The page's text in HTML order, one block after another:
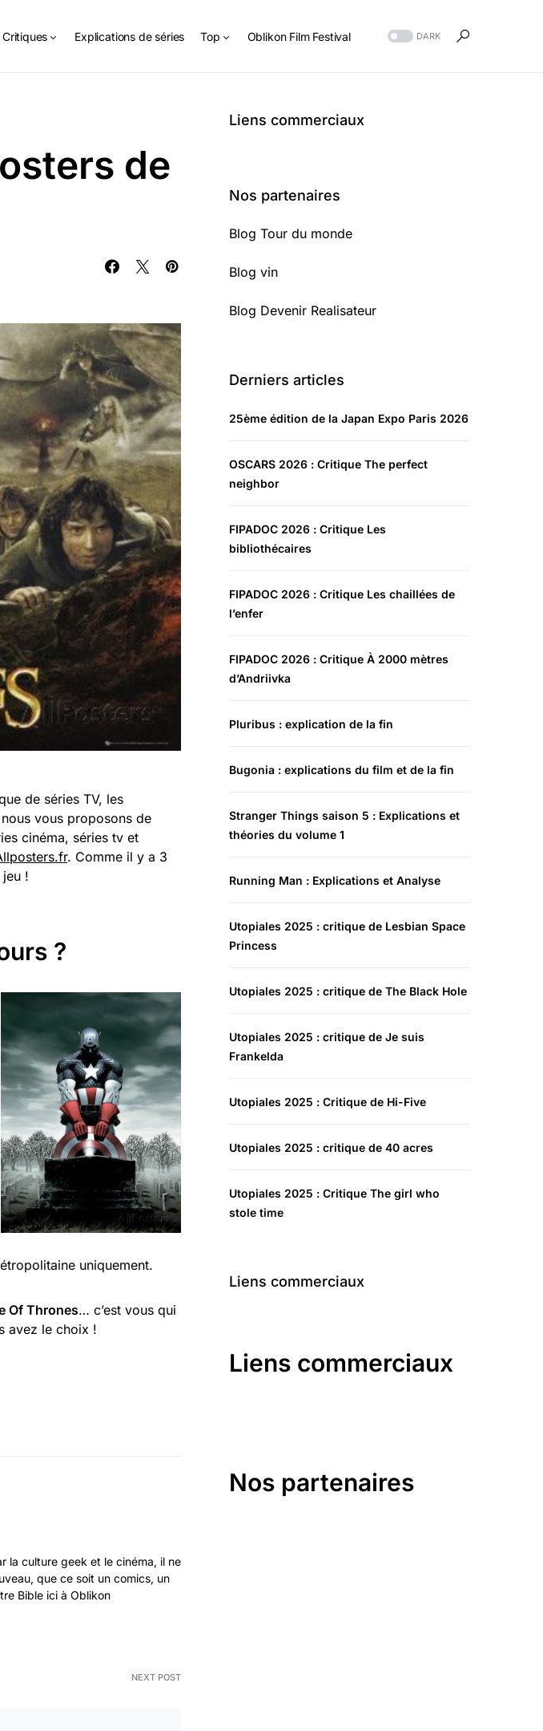
Critiques Explications de séries Top Oblikon Film Festival DARK
de
de séries TV, les
vous proposons de
cinéma, séries tv et
. Comme il y a 3
!
?
uniquement.
Of Thrones… c’est vous qui
avez le choix !
la culture geek et le cinéma, il ne
que ce soit un comics, un
Bible ici à Oblikon
NEXT POST
Liens commerciaux
Nos partenaires
Blog Tour du monde
Blog vin
Blog Devenir Realisateur
Derniers articles
25ème édition de la Japan Expo Paris 2026
OSCARS 2026 : Critique The perfect
neighbor
FIPADOC 2026 : Critique Les
bibliothécaires
FIPADOC 2026 : Critique Les chaillées de
l’enfer
FIPADOC 2026 : Critique À 2000 mètres
d’Andriivka
Pluribus : explication de la fin
Bugonia : explications du film et de la fin
Stranger Things saison 5 : Explications et
théories du volume 1
Running Man : Explications et Analyse
Utopiales 2025 : critique de Lesbian Space
Princess
Utopiales 2025 : critique de The Black Hole
Utopiales 2025 : critique de Je suis
Frankelda
Utopiales 2025 : Critique de Hi-Five
Utopiales 2025 : critique de 40 acres
Utopiales 2025 : Critique The girl who
stole time
Liens commerciaux
Liens commerciaux
Nos partenaires